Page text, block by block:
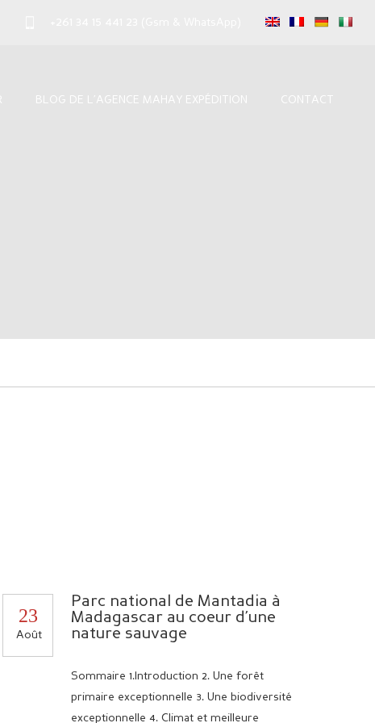
BLOG DE L’AGENCE MAHAY EXPÉDITION CONTACT
23
Août
Parc national de Mantadia à
Madagascar au coeur d’une
nature sauvage
Sommaire 1.Introduction 2. Une forêt
primaire exceptionnelle 3. Une biodiversité
exceptionnelle 4. Climat et meilleure